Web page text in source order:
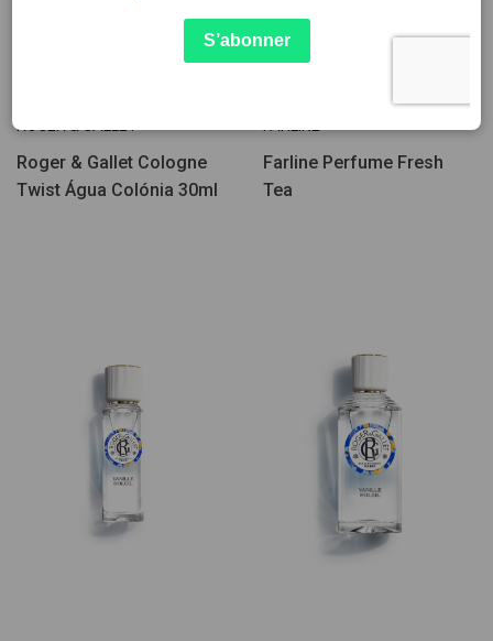
ROGER & GALLET
Roger & Gallet Cologne
Twist Água Colónia 30ml
Farline Perfume Fresh
Tea